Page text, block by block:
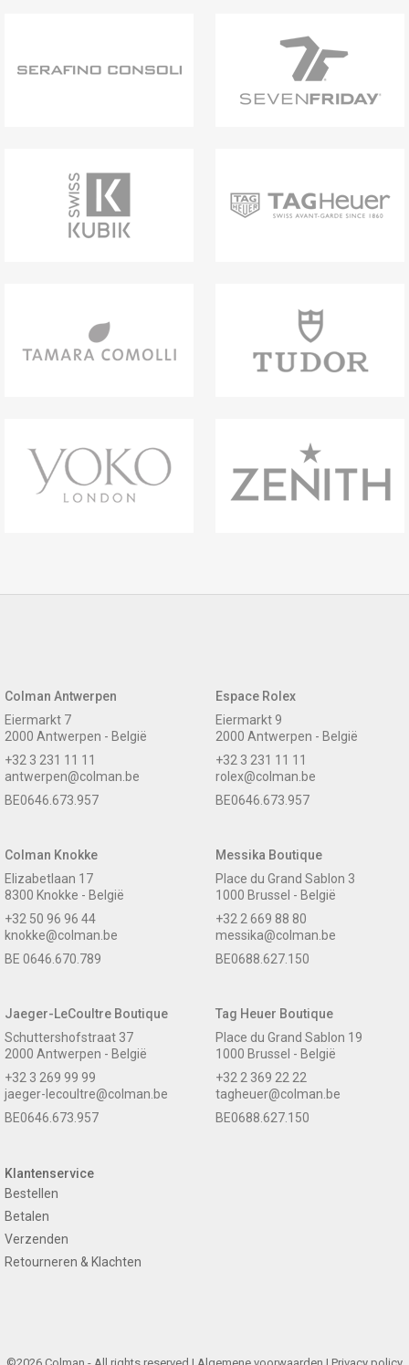
Colman Antwerpen
Eiermarkt 7
2000 Antwerpen - België
+32 3 231 11 11
antwerpen@colman.be
BE0646.673.957
Espace Rolex
Eiermarkt 9
2000 Antwerpen - België
+32 3 231 11 11
rolex@colman.be
BE0646.673.957
Colman Knokke
Elizabetlaan 17
8300 Knokke - België
+32 50 96 96 44
knokke@colman.be
BE 0646.670.789
Messika Boutique
Place du Grand Sablon 3
1000 Brussel - België
+32 2 669 88 80
messika@colman.be
BE0688.627.150
Jaeger-LeCoultre Boutique
Schuttershofstraat 37
2000 Antwerpen - België
+32 3 269 99 99
jaeger-lecoultre@colman.be
BE0646.673.957
Tag Heuer Boutique
Place du Grand Sablon 19
1000 Brussel - België
+32 2 369 22 22
tagheuer@colman.be
BE0688.627.150
Klantenservice
Bestellen
Betalen
Verzenden
Retourneren & Klachten
©2026 Colman - All rights reserved | Algemene voorwaarden | Privacy policy